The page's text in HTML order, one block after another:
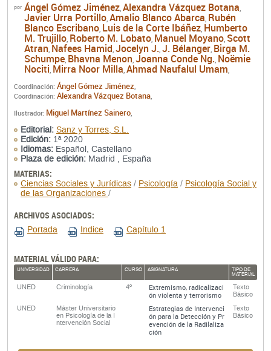
por Ángel Gómez Jiménez, Alexandra Vázquez Botana,
Javier Urra Portillo, Amalio Blanco Abarca, Rubén
Blanco Escribano, Luis de la Corte Ibáñez, Humberto
M. Trujillo, Roberto M. Lobato, Manuel Moyano, Scott
Atran, Nafees Hamid, Jocelyn J., J. Bélanger, Birga M.
Schumpe, Bhavna Menon, Joanna Conde Ng., Noëmie
Nociti, Mirra Noor Milla, Ahmad Naufalul Umam,
Coordinación: Ángel Gómez Jiménez,
Coordinación: Alexandra Vázquez Botana,
Ilustrador: Miguel Martínez Sainero,
Editorial: Sanz y Torres, S.L.
Edición: 1ª 2020
Idiomas: Español, Castellano
Plaza de edición: Madrid , España
MATERIAS:
Ciencias Sociales y Jurídicas / Psicología / Psicología Social y
de las Organizaciones /
ARCHIVOS ASOCIADOS:
Portada Indice Capítulo 1
MATERIAL VÁLIDO PARA:
UNIVERSIDAD CARRERA CURSO ASIGNATURA
TIPO DE
MATERIAL
UNED Criminología 4º
Extremismo, radicalizaci
ón violenta y terrorismo
Texto
Básico
UNED
Máster Universitario
en Psicología de la I
ntervención Social
Estrategias de Intervenci
ón para la Detección y Pr
evención de la Radilaliza
ción
Texto
Básico